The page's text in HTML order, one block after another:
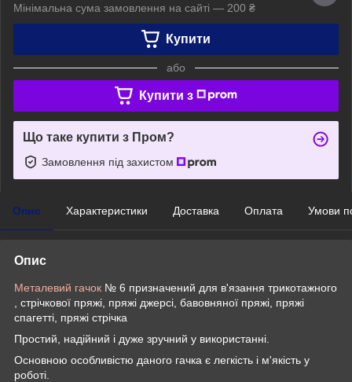
Мінімальна сума замовлення на сайті — 200 ₴
Купити
або
Купити з
Що таке купити з Пром?
Замовлення під захистом
Опис Характеристики Доставка Оплата Умови
Опис
Металевий гачок № 6 призначений для в'язання трикотажного
, стрічкової пряжі, пряжі джерсі, бавовняної пряжі, пряжі
спагетті, пряжі стрічка
Простий, надійний і дуже зручний у використанні.
Основною особливістю даного гачка є легкість і м'якість у
роботі.